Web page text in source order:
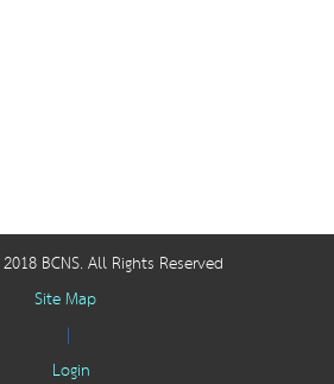
BCNS. All Rights Reserved
Site Map
|
Login